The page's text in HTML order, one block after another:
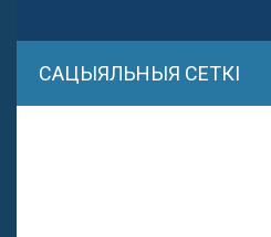
САЦЫЯЛЬНЫЯ СЕТКІ